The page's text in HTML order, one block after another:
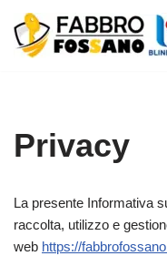
Vai
Privacy
La presente Informativa
raccolta, utilizzo e
web https://